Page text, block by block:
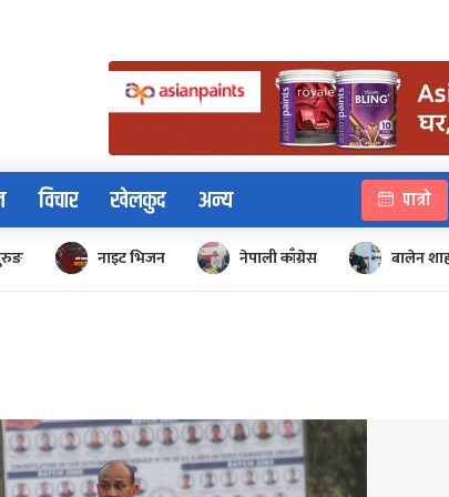
विचार खेलकुद अन्य पात्रो
नाइट भिजन नेपाली काँग्रेस बालेन